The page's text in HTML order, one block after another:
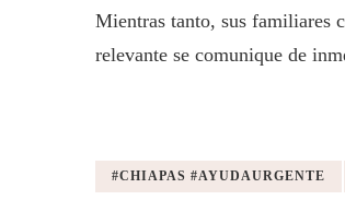
Mientras tanto, sus familiares
relevante se comunique de
#CHIAPAS #AYUDAURGENTE